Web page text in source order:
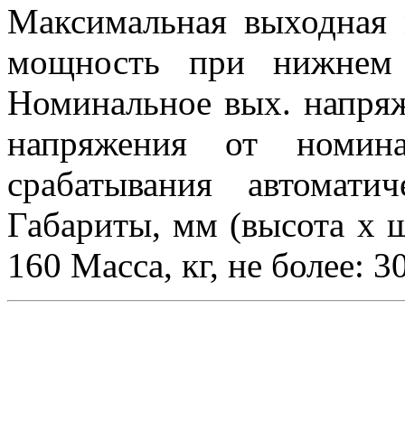
Максимальная
мощность при
Номинальное вых.
напряжения от
срабатывания
Габариты, мм (высота x
160 Масса, кг, не более: